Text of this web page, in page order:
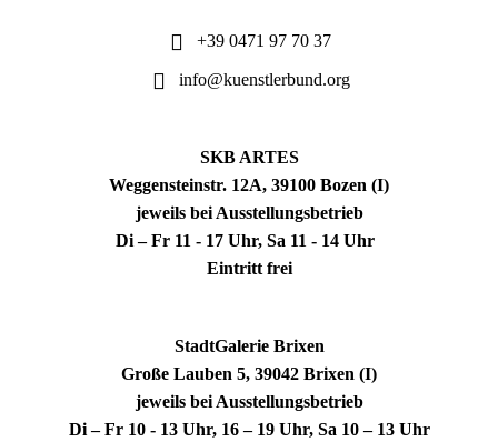
+39 0471 97 70 37
info@kuenstlerbund.org
SKB ARTES
Weggensteinstr. 12A, 39100 Bozen (I)
jeweils bei Ausstellungsbetrieb
Di – Fr 11 - 17 Uhr, Sa 11 - 14 Uhr
Eintritt frei
StadtGalerie Brixen
Große Lauben 5, 39042 Brixen (I)
jeweils bei Ausstellungsbetrieb
Di – Fr 10 - 13 Uhr, 16 – 19 Uhr, Sa 10 – 13 Uhr